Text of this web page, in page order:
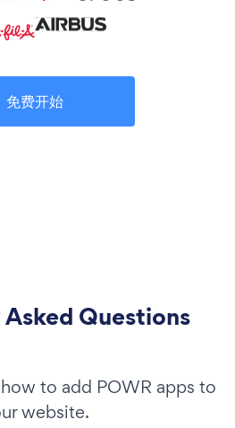
免费开始
Questions
to add POWR apps to
website.